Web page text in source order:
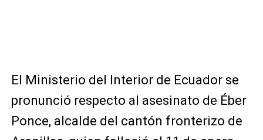
El Ministerio del Interior de Ecuador se
pronunció respecto al asesinato de Éber
Ponce, alcalde del cantón fronterizo de